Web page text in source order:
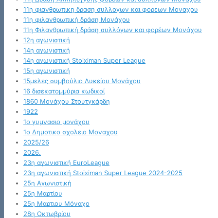
11η φιανθρωπικη δραση συλλογων και φορεων Μοναχου
11η φιλανθρωπική δράση Μονάχου
11η Φιλανθρωπική δράση συλλόγων και φορέων Μονάχου
12η αγωνιστική
14η αγωνιστική
14η αγωνιστική Stoiximan Super League
15η αγωνιστική
15μελες συμβούλιο Λυκείου Μονάχου
16 δισεκατομμύρια κωδικοί
1860 Μονάχου Στουτγκάρδη
1922
1ο γυμνασιο μονάχου
1ο Δημοτικο σχολειο Μοναχου
2025/26
2026.
23η αγωνιστική EuroLeague
23η αγωνιστική Stoiximan Super League 2024-2025
25η Αγωνιστική
25η Μαρτίου
25η Μαρτιου Μόναχο
28η Οκτωβρίου